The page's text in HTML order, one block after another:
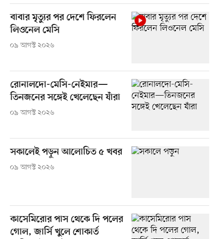
বাবার মৃত্যুর পর দেশে ফিরলেন
লিওনেল মেসি
০৯ আগস্ট ২০২৬
রোনালদো-মেসি-নেইমার—
তিনজনের সঙ্গেই খেলেছেন যাঁরা
০৯ আগস্ট ২০২৬
সকালেই পড়ুন আলোচিত ৫ খবর
০৯ আগস্ট ২০২৬
কাসেমিরোর পাস থেকে দি পলের
গোল, জার্সি খুলে শোকার্ত